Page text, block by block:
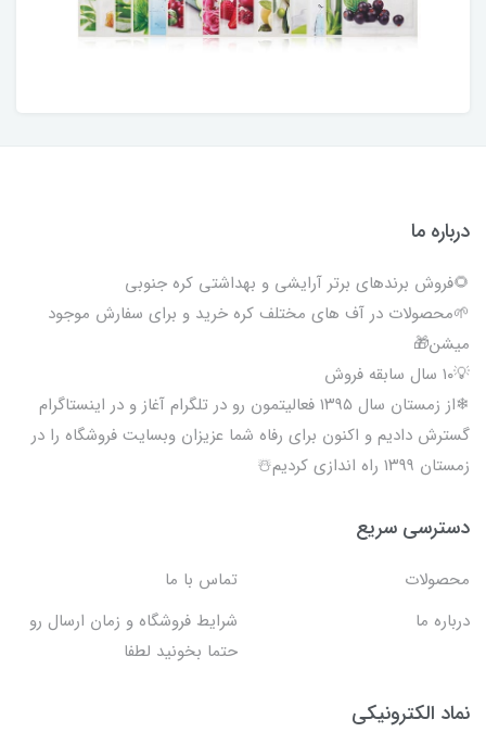
درباره ما
🌻فروش برندهای برتر آرایشی و بهداشتی کره جنوبی
🌱محصولات در آف های مختلف کره خرید و برای سفارش موجود
میشن🎁
💡۱۰ سال سابقه فروش
❄از زمستان سال ۱۳۹۵ فعالیتمون رو در تلگرام آغاز و در اینستاگرام
گسترش دادیم و اکنون برای رفاه شما عزیزان وبسایت فروشگاه را در
زمستان ۱۳۹۹ راه اندازی کردیم☃️
دسترسی سریع
محصولات
تماس با ما
درباره ما
شرایط فروشگاه و زمان ارسال رو
حتما بخونید لطفا
نماد الکترونیکی